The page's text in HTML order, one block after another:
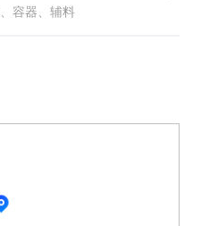
先点击投简历；2、再打
才网】上看到的！
容器、辅料